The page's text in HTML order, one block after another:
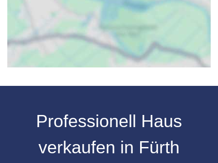
Professionell Haus
verkaufen in Fürth